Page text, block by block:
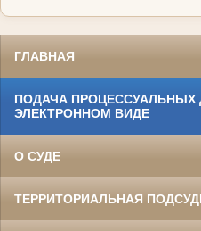
ГЛАВНАЯ
ПОДАЧА ПРОЦЕССУАЛЬНЫХ
ЭЛЕКТРОННОМ ВИДЕ
О СУДЕ
ТЕРРИТОРИАЛЬНАЯ